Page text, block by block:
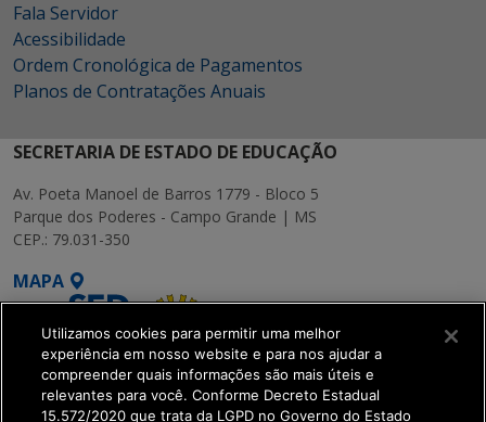
Fala Servidor
Acessibilidade
Ordem Cronológica de Pagamentos
Planos de Contratações Anuais
SECRETARIA DE ESTADO DE EDUCAÇÃO
Av. Poeta Manoel de Barros 1779 - Bloco 5
Parque dos Poderes - Campo Grande | MS
CEP.: 79.031-350
MAPA
Utilizamos cookies para permitir uma melhor
experiência em nosso website e para nos ajudar a
compreender quais informações são mais úteis e
relevantes para você. Conforme Decreto Estadual
15.572/2020 que trata da LGPD no Governo do Estado